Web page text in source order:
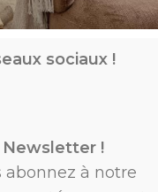
sociaux !
!
abonnez à notre